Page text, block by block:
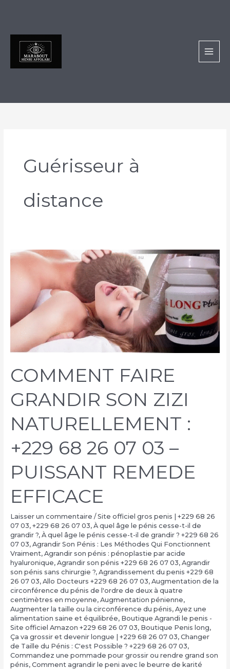
Guérisseur à
distance
COMMENT FAIRE
GRANDIR SON ZIZI
NATURELLEMENT :
+229 68 26 07 03 –
PUISSANT REMEDE
EFFICACE
Laisser un commentaire /Site officiel gros penis | +229 68 26
07 03, +229 68 26 07 03, À quel âge le pénis cesse-t-il de
grandir ?, À quel âge le pénis cesse-t-il de grandir ? +229 68 26
07 03, Agrandir Son Pénis : Les Méthodes Qui Fonctionnent
Vraiment, Agrandir son pénis : pénoplastie par acide
hyaluronique, Agrandir son pénis +229 68 26 07 03, Agrandir
son pénis sans chirurgie ?, Agrandissement du penis +229 68
26 07 03, Allo Docteurs +229 68 26 07 03, Augmentation de la
circonférence du pénis de l'ordre de deux à quatre
centimètres en moyenne, Augmentation pénienne,
Augmenter la taille ou la circonférence du pénis, Ayez une
alimentation saine et équilibrée, Boutique Agrandi le penis -
Site officiel Amazon +229 68 26 07 03, Boutique Penis long,
Ça va grossir et devenir longue | +229 68 26 07 03, Changer
de Taille du Pénis : C'est Possible ? +229 68 26 07 03,
Commandez une pommade pour grossir ou rendre grand son
pénis, Comment agrandir le peni avec le beurre de karité